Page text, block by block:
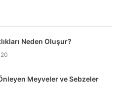
Neden Oluşur?
Önleyen Meyveler ve Sebzeler